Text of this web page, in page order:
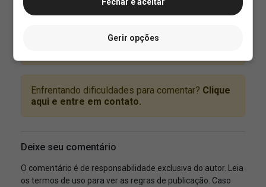
Fechar e aceitar
Gerir opções